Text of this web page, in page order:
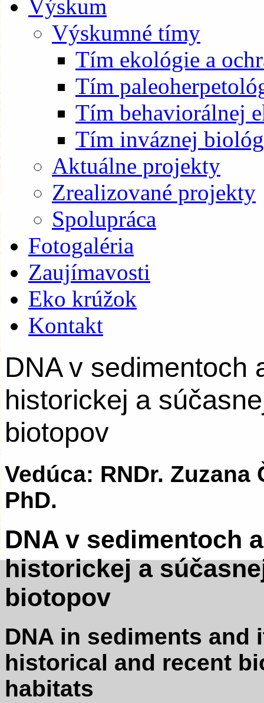
Výskum
Výskumné tímy
Tím ekológie a
Tím
Tím behaviorálnej
Tím inváznej
Aktuálne projekty
Zrealizované projekty
Spolupráca
Fotogaléria
Zaujímavosti
Eko krúžok
Kontakt
DNA v sedimentoch
historickej a
biotopov
Vedúca: RNDr.
PhD.
DNA v sedimentoch
historickej a
biotopov
DNA in sediments
historical and recent
habitats